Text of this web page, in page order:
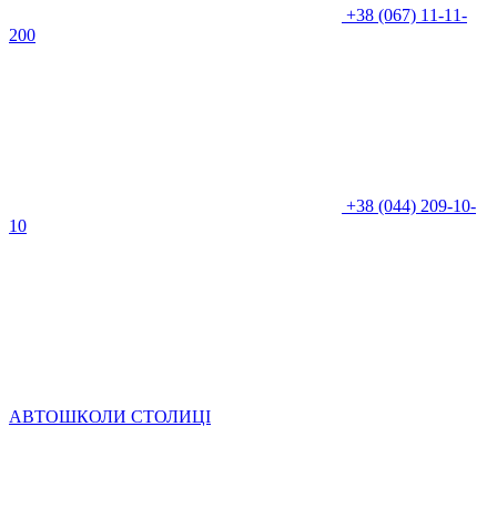
+38 (067) 11-11-
200
+38 (044) 209-10-
10
АВТОШКОЛИ СТОЛИЦІ